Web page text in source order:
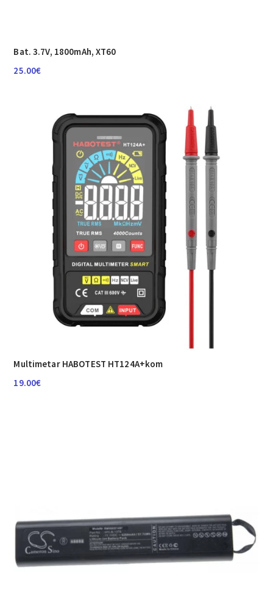
Bat. 3.7V, 1800mAh, XT60
25.00€
Multimetar HABOTEST HT124A+kom
19.00€